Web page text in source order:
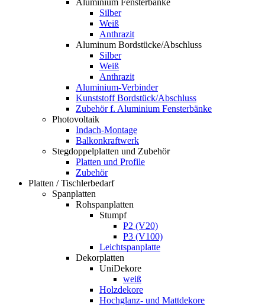
Aluminium Fensterbänke
Silber
Weiß
Anthrazit
Aluminum Bordstücke/Abschluss
Silber
Weiß
Anthrazit
Aluminium-Verbinder
Kunststoff Bordstück/Abschluss
Zubehör f. Aluminium Fensterbänke
Photovoltaik
Indach-Montage
Balkonkraftwerk
Stegdoppelplatten und Zubehör
Platten und Profile
Zubehör
Platten / Tischlerbedarf
Spanplatten
Rohspanplatten
Stumpf
P2 (V20)
P3 (V100)
Leichtspanplatte
Dekorplatten
UniDekore
weiß
Holzdekore
Hochglanz- und Mattdekore